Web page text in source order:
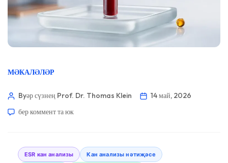
МӘКАЛӘЛӘР
Byәр сүзнең Prof. Dr. Thomas Klein
14 май, 2026
бер коммент та юк
ESR кан анализы Кан анализы нәтиҗәсе